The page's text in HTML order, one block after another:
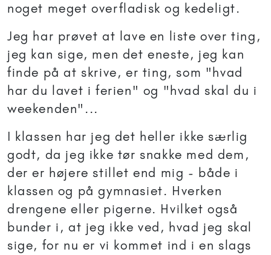
noget meget overfladisk og kedeligt.
Jeg har prøvet at lave en liste over ting,
jeg kan sige, men det eneste, jeg kan
finde på at skrive, er ting, som "hvad
har du lavet i ferien" og "hvad skal du i
weekenden"...
I klassen har jeg det heller ikke særlig
godt, da jeg ikke tør snakke med dem,
der er højere stillet end mig - både i
klassen og på gymnasiet. Hverken
drengene eller pigerne. Hvilket også
bunder i, at jeg ikke ved, hvad jeg skal
sige, for nu er vi kommet ind i en slags